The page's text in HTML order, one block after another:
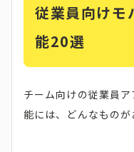
従業員向けモ
能20選
チーム向けの従業員
能には、どんなものが